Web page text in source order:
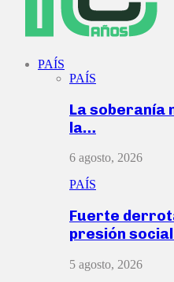
PAÍS
PAÍS
La soberanía
la…
6 agosto, 2026
PAÍS
Fuerte
presión
5 agosto, 2026